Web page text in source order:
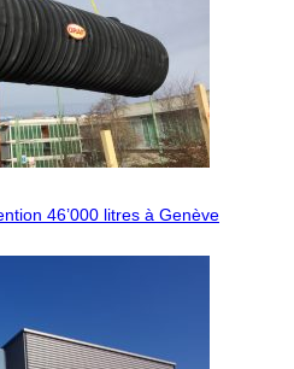
46’000 litres à Genève